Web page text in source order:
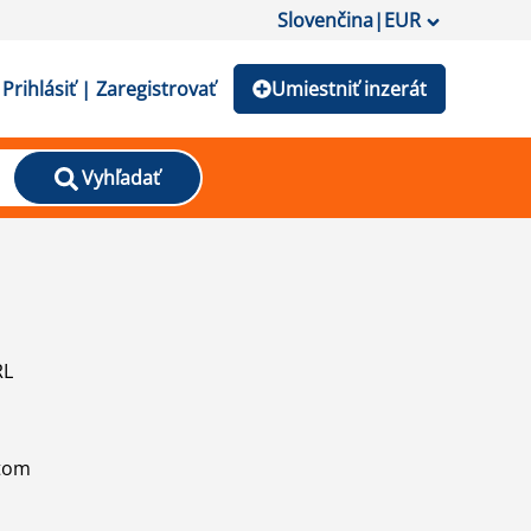
Slovenčina|EUR
Prihlásiť | Zaregistrovať Umiestniť inzerát
Vyhľadať